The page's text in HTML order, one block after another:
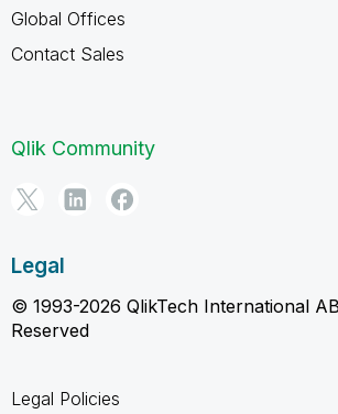
Global Offices
Contact Sales
Qlik Community
Legal
© 1993-2026 QlikTech International
Reserved
Legal Policies